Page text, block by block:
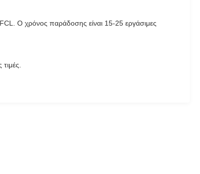
Ο χρόνος παράδοσης είναι 15-25 εργάσιμες